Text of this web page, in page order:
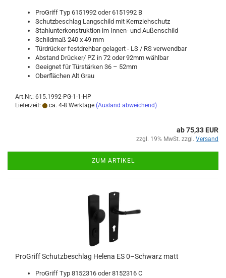
Pro­Griff Typ 6151992 oder 6151992 B
Schutz­be­schlag Lang­schild mit Kern­zieh­schutz
Stahl­un­ter­kon­struk­ti­on im Innen-​ und Au­ßen­schild
Schild­maß 240 x 49 mm
Tür­drü­cker fest­dreh­bar ge­la­gert - LS / RS ver­wend­bar
Ab­stand Drü­cker/ PZ in 72 oder 92mm wähl­bar
Ge­eig­net für Tür­stär­ken 36 – 52mm
Ober­flä­chen Alt Grau
Art.Nr.: 615.1992-PG-1-1-HP
Lieferzeit:
ca. 4-8 Werktage (Ausland abweichend)
ab 75,33 EUR
zzgl. 19% MwSt. zzgl. Versand
ZUM ARTIKEL
Pro­Griff Schutz­be­schlag He­le­na ES 0–Schwarz matt
Pro­Griff Typ 8152316 oder 8152316 C